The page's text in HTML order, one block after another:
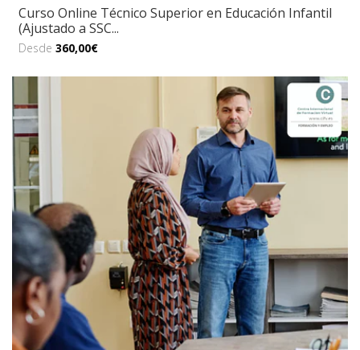
Curso Online Técnico Superior en Educación Infantil
(Ajustado a SSC...
Desde 360,00€